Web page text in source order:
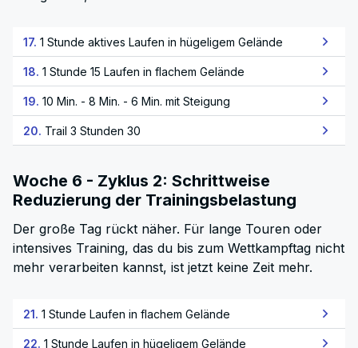
17. 1 Stunde aktives Laufen in hügeligem Gelände
18. 1 Stunde 15 Laufen in flachem Gelände
19. 10 Min. - 8 Min. - 6 Min. mit Steigung
20. Trail 3 Stunden 30
Woche 6 - Zyklus 2: Schrittweise
Reduzierung der Trainingsbelastung
Der große Tag rückt näher. Für lange Touren oder
intensives Training, das du bis zum Wettkampftag nicht
mehr verarbeiten kannst, ist jetzt keine Zeit mehr.
21. 1 Stunde Laufen in flachem Gelände
22. 1 Stunde Laufen in hügeligem Gelände